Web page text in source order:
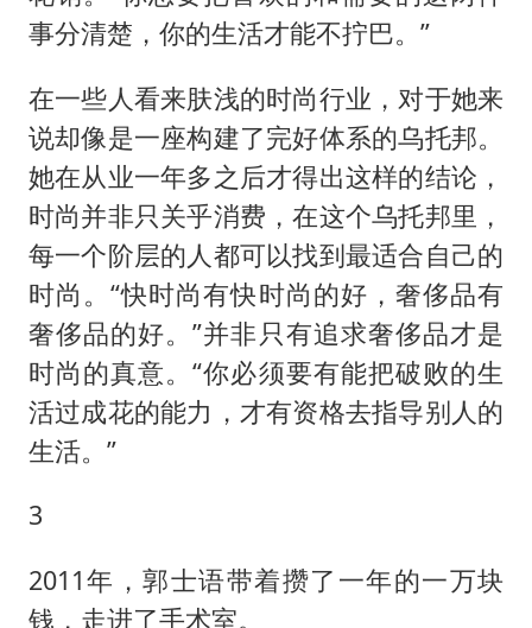
事分清楚，你的生活才能不拧巴。”
在一些人看来肤浅的时尚行业，对于她来
说却像是一座构建了完好体系的乌托邦。
她在从业一年多之后才得出这样的结论，
时尚并非只关乎消费，在这个乌托邦里，
每一个阶层的人都可以找到最适合自己的
时尚。“快时尚有快时尚的好，奢侈品有
奢侈品的好。”并非只有追求奢侈品才是
时尚的真意。“你必须要有能把破败的生
活过成花的能力，才有资格去指导别人的
生活。”
3
2011年，郭士语带着攒了一年的一万块
钱，走进了手术室。